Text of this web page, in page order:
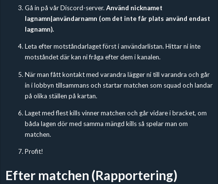
Gå in på vår Discord-server.Använd nicknamet
lagnamn|användarnamn (om det inte får plats använd endast
lagnamn).
Leta efter motståndarlaget först i användarlistan. Hittar ni inte
motståndet där kan ni fråga efter dem i kanalen.
När man fått kontakt med varandra lägger ni till varandra och går
in i lobbyn tillsammans och startar matchen som squad och landar
på olika ställen på kartan.
Laget med flest kills vinner matchen och går vidare i bracket, om
båda lagen dör med samma mängd kills så spelar man om
matchen.
Profit!
Efter matchen (Rapportering)